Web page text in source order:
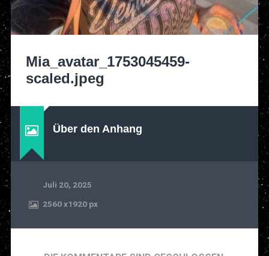
Mia_avatar_1753045459-
scaled.jpeg
Über den Anhang
Juli 20, 2025
2560x1920 px